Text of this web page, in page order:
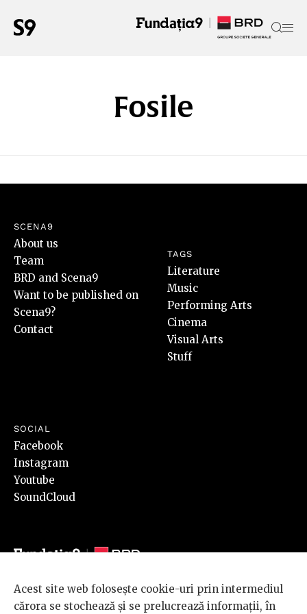
Fosile
SCENA9
About us
Team
BRD and Scena9
Want to be published on
Scena9?
Contact
TAGS
Literature
Music
Performing Arts
Cinema
Visual Arts
Stuff
SOCIAL
Facebook
Instagram
Youtube
SoundCloud
© 2026 BRD Groupe Société Générale, toate drepturile rezervate.
Acest site web folosește cookie-uri prin intermediul
cărora se stochează și se prelucrează informații, în